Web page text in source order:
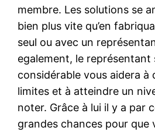
membre. Les solutions se
bien plus vite qu’en
seul ou avec un
egalement, le
considérable vous aidera à
limites et à atteindre un
noter. Grâce à lui il y a par
grandes chances pour que